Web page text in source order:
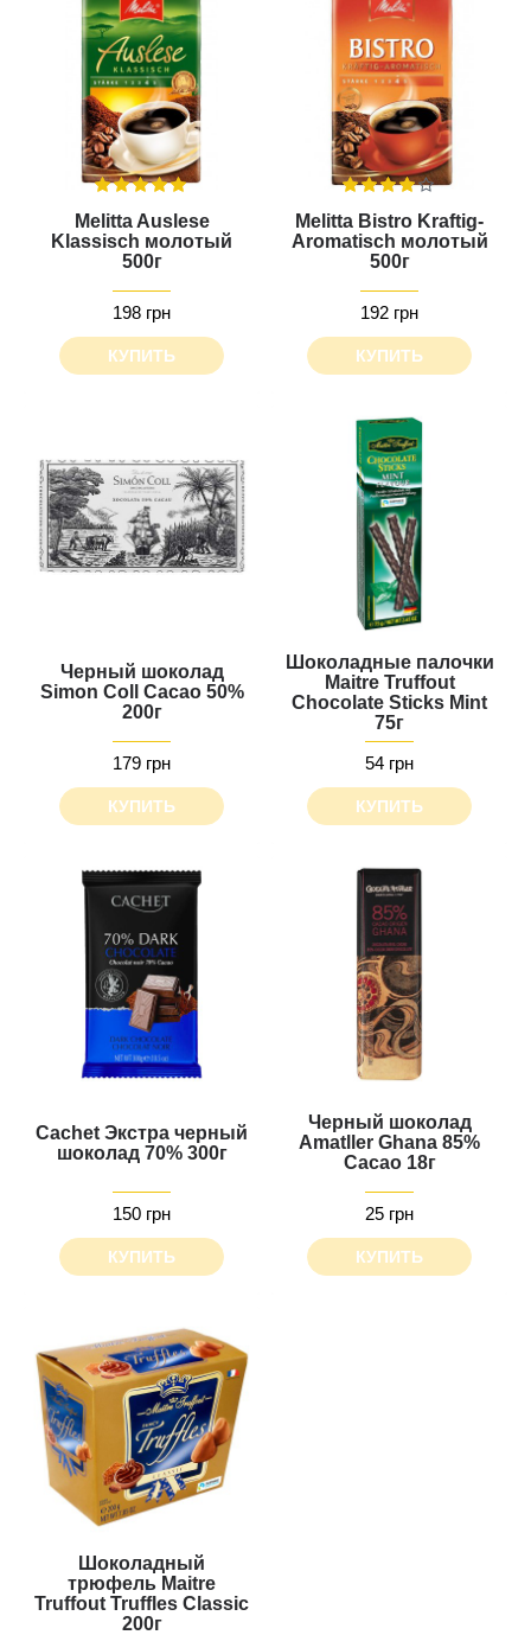
Melitta Auslese
Klassisch молотый
500г
198 грн
КУПИТЬ
Melitta Bistro Kraftig-
Aromatisch молотый
500г
192 грн
КУПИТЬ
Черный шоколад
Simon Coll Cacao 50%
200г
179 грн
КУПИТЬ
Шоколадные палочки
Maitre Truffout
Chocolate Sticks Mint
75г
54 грн
КУПИТЬ
Cachet Экстра черный
шоколад 70% 300г
150 грн
КУПИТЬ
Черный шоколад
Amatller Ghana 85%
Cacao 18г
25 грн
КУПИТЬ
Шоколадный
трюфель Maitre
Truffout Truffles Classic
200г